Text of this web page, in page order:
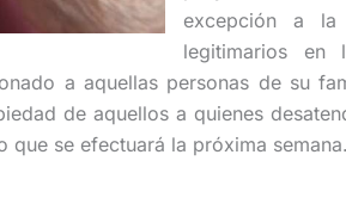
excepción a la
legitimarios en
a aquellas personas de su
de aquellos a quienes
se efectuará la próxima semana.